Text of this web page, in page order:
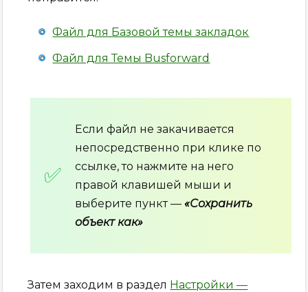
Файл для Базовой темы закладок
Файл для Темы Busforward
Если файл не закачивается
непосредственно при клике по
ссылке, то нажмите на него
правой клавишей мыши и
выберите пункт —«Сохранить
объект как»
Затем заходим в раздел Настройки —